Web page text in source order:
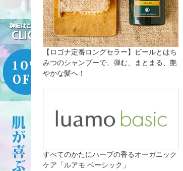
【ロゴナ定番ロングセラー】ビールとはち
みつのシャンプーで、弾む、まとまる、艶
やかな髪へ！
すべてのかたにハーブの香るオーガニック
ケア「ルアモ ベーシック」